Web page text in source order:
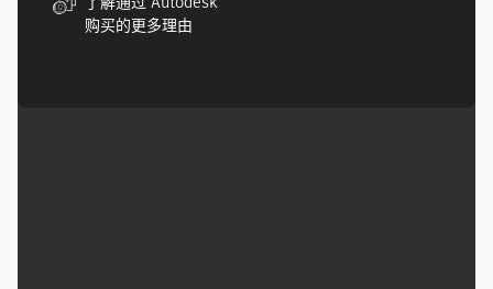
购买的更多理由